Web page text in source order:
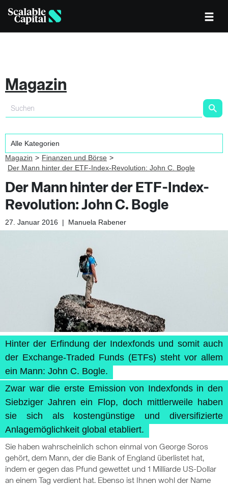
Magazin
Magazin
Finanzen und Börse
Der Mann hinter der ETF-Index-Revolution: John C. Bogle
Der Mann hinter der ETF-Index-
Revolution: John C. Bogle
27. Januar 2016 | Manuela Rabener
Hinter der Erfindung der Indexfonds und somit auch
der Exchange-Traded Funds (ETFs) steht vor allem
ein Mann: John C. Bogle.
Zwar war die erste Emission von Indexfonds in den
Siebziger Jahren ein Flop, doch mittlerweile haben
sie sich als kostengünstige und diversifizierte
Anlagemöglichkeit global etabliert.
Sie haben wahrscheinlich schon einmal von George Soros
gehört, dem Mann, der die Bank of England überlistet hat,
indem er gegen das Pfund gewettet und 1 Milliarde US-Dollar
an einem Tag verdient hat. Ebenso ist Ihnen wohl der Name